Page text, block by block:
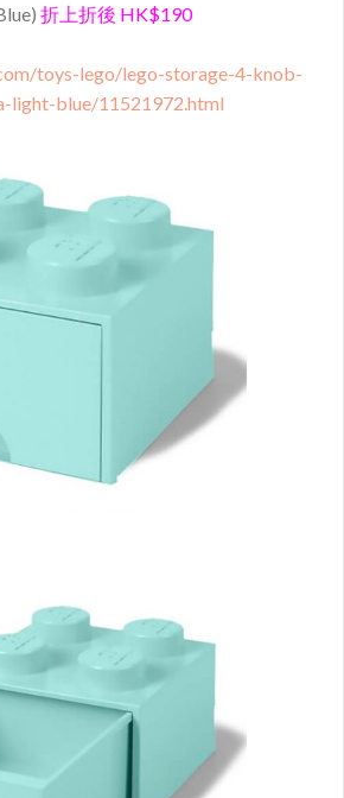
折上折後 HK$190
toys-lego/lego-storage-4-knob-
light-blue/11521972.html